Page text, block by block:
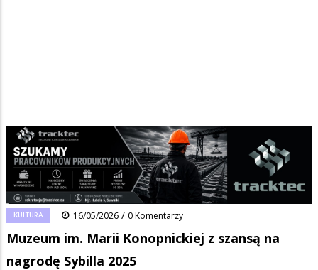
Ścieżka
nawigacyjna
Strona główna Wiadomości/Kultura/
Muzeum im. Marii Konopnickiej z szansą na nagrodę Sybilla 2025
FacebookPinterest Tumblr
0 Reddit Share
KULTURA 16/05/2026 / 0 Komentarzy
Muzeum im. Marii Konopnickiej z szansą na
nagrodę Sybilla 2025